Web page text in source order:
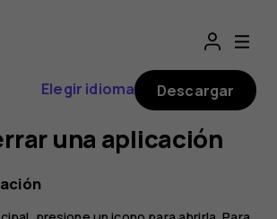
Elegir idioma Descargar
una aplicación